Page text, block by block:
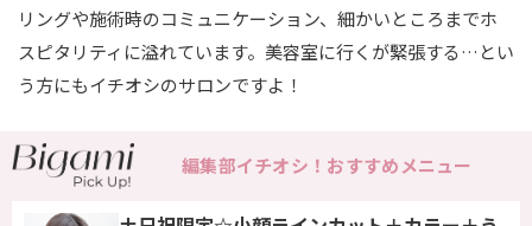
リングや施術時のコミュニケーション、細かいところまでホ
スピタリティに溢れています。美容室に行くが緊張する…とい
う方にもイチオシのサロンですよ！
編集部イチオシ！おすすめメニュー